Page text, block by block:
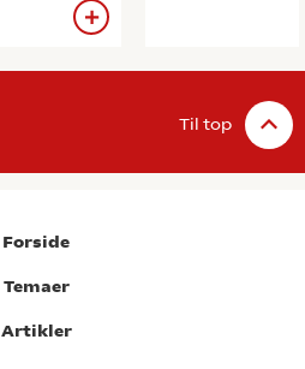
Til top
Forside
Temaer
Artikler